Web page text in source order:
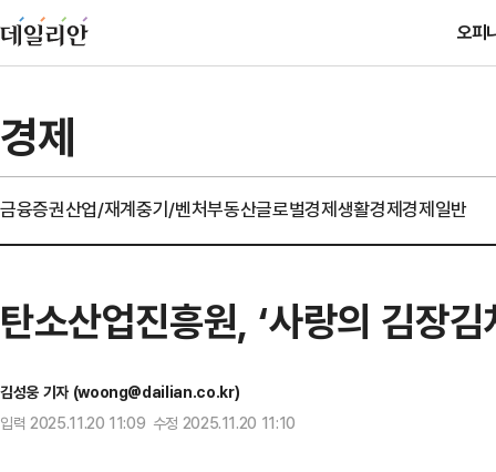
오피
경제
금융증권산업/재계중기/벤처부동산글로벌경제생활경제경제일반
탄소산업진흥원, ‘사랑의 김장
김성웅 기자 (woong@dailian.co.kr)
입력 2025.11.20 11:09 수정 2025.11.20 11:10